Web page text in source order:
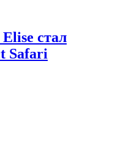
стал
Safari